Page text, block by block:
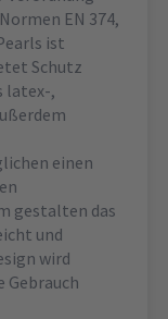
EN 374,
ist
Schutz
latex-,
einen
gestalten das
und
wird
Gebrauch